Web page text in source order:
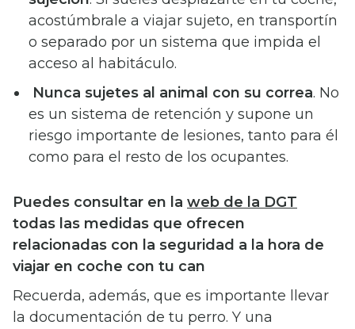
acostúmbrale a viajar sujeto, en transportín
o separado por un sistema que impida el
acceso al habitáculo.
Nunca sujetes al animal con su correa. No
es un sistema de retención y supone un
riesgo importante de lesiones, tanto para él
como para el resto de los ocupantes.
Puedes consultar en la web de la DGT
todas las medidas que ofrecen
relacionadas con la seguridad a la hora de
viajar en coche con tu can
Recuerda, además, que es importante llevar
la documentación de tu perro. Y una